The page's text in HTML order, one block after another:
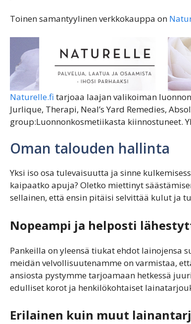
Toinen samantyylinen verkkokauppa on
Naturelle.fi tarjoaa laajan valikoiman
Jurlique, Therapi, Neal’s Yard Remedies,
group:Luonnonkosmetiikasta kiinnostuneet.
Oman talouden hallinta
Yksi iso osa tulevaisuutta ja sinne
kaipaatko apuja? Oletko miettinyt
sellainen, että ensin pitäisi selvittää kulut ja
Nopeampi ja helposti
Pankeilla on yleensä tiukat ehdot lainojensa
meidän velvollisuutenamme on varmistaa,
ansiosta pystymme tarjoamaan hetkessä
edulliset korot ja henkilökohtaiset
Erilainen kuin muut